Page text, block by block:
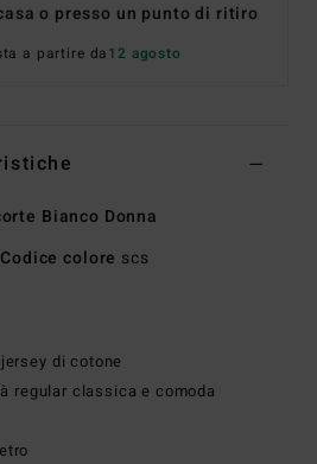
o presso un punto di ritiro
a partire da12 agosto
Bianco Donna
Codice colore scs
di cotone
regular classica e comoda